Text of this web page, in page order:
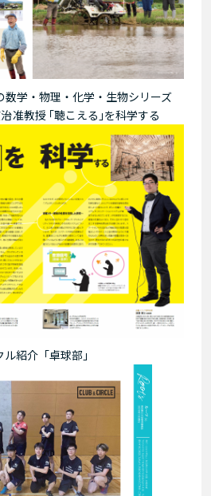
学・物理・化学・生物シリーズ
准教授 ｢聴こえる ｣を科学する
ル紹介「卓球部」